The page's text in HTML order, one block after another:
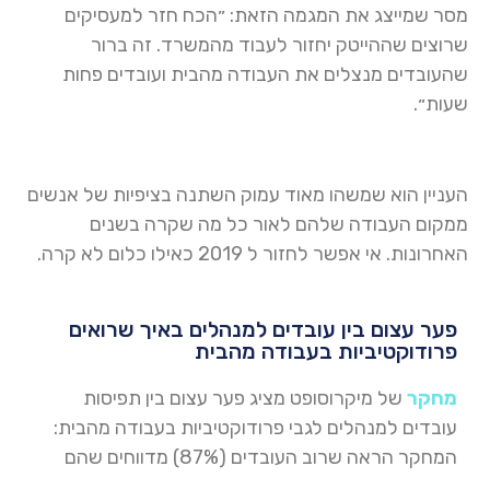
מסר שמייצג את המגמה הזאת: ״הכח חזר למעסיקים
שרוצים שההייטק יחזור לעבוד מהמשרד. זה ברור
שהעובדים מנצלים את העבודה מהבית ועובדים פחות
שעות״.
העניין הוא שמשהו מאוד עמוק השתנה בציפיות של אנשים
ממקום העבודה שלהם לאור כל מה שקרה בשנים
האחרונות. אי אפשר לחזור ל 2019 כאילו כלום לא קרה.
פער עצום בין עובדים למנהלים באיך שרואים
פרודוקטיביות בעבודה מהבית
מחקר של מיקרוסופט מציג פער עצום בין תפיסות
עובדים למנהלים לגבי פרודוקטיביות בעבודה מהבית:
המחקר הראה שרוב העובדים (87%) מדווחים שהם